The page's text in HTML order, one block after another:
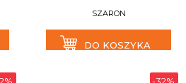
SZARON
DO KOSZYKA